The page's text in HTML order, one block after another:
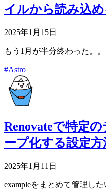
イルから読み込
2025年1月15日
もう1月が半分終わった。。
#Astro
Renovateで特定
ープ化する設定方
2025年1月11日
exampleをまとめて管理し